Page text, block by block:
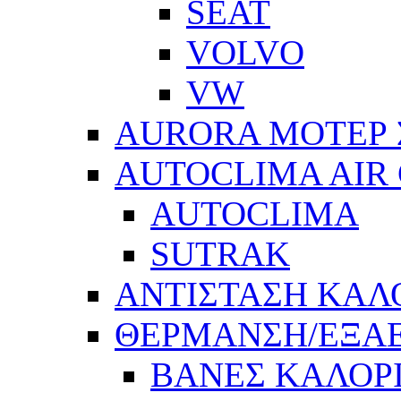
SEAT
VOLVO
VW
AURORA
AUTOCLIMA AIR
AUTOCLIMA
SUTRAK
ΑΝΤΙΣΤΑΣΗ
ΘΕΡΜΑΝΣΗ/
ΒΑΝΕΣ